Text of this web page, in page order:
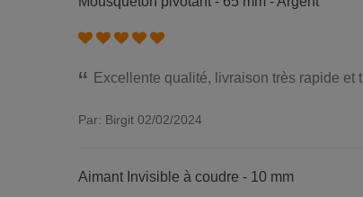
Excellente qualité, livraison très rapide
Par: Birgit 02/02/2024
Aimant Invisible à coudre - 10 mm